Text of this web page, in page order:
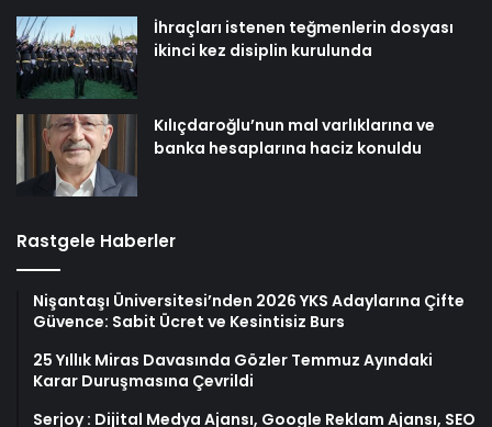
İhraçları istenen teğmenlerin dosyası
ikinci kez disiplin kurulunda
Kılıçdaroğlu’nun mal varlıklarına ve
banka hesaplarına haciz konuldu
Rastgele Haberler
Nişantaşı Üniversitesi’nden 2026 YKS Adaylarına Çifte
Güvence: Sabit Ücret ve Kesintisiz Burs
25 Yıllık Miras Davasında Gözler Temmuz Ayındaki
Karar Duruşmasına Çevrildi
Serjoy : Dijital Medya Ajansı, Google Reklam Ajansı, SEO